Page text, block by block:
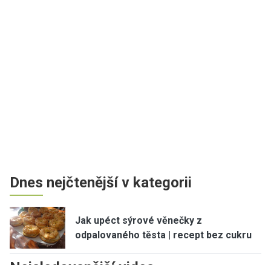
Dnes nejčtenější v kategorii
Jak upéct sýrové věnečky z
odpalovaného těsta | recept bez cukru